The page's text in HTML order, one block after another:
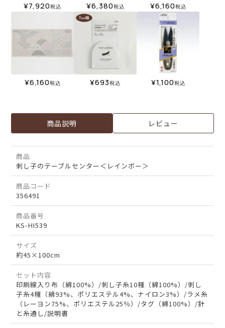
¥7,920税込 ¥6,380税込 ¥6,160税込
¥6,160税込 ¥693税込 ¥1,100税込
商品説明 レビュー
商品
刺し子のテーブルセンター＜レインボー＞
商品コード
356491
商品番号
KS-HI539
サイズ
約45×100cm
セット内容
印刷線入り布（綿100%）/刺し子糸10種（綿100%）/刺し
子糸4種（綿93%、ポリエステル4%、ナイロン3%）/ラメ糸
（レーヨン75%、ポリエステル25％）/タグ（綿100%）/針
と糸通し/説明書